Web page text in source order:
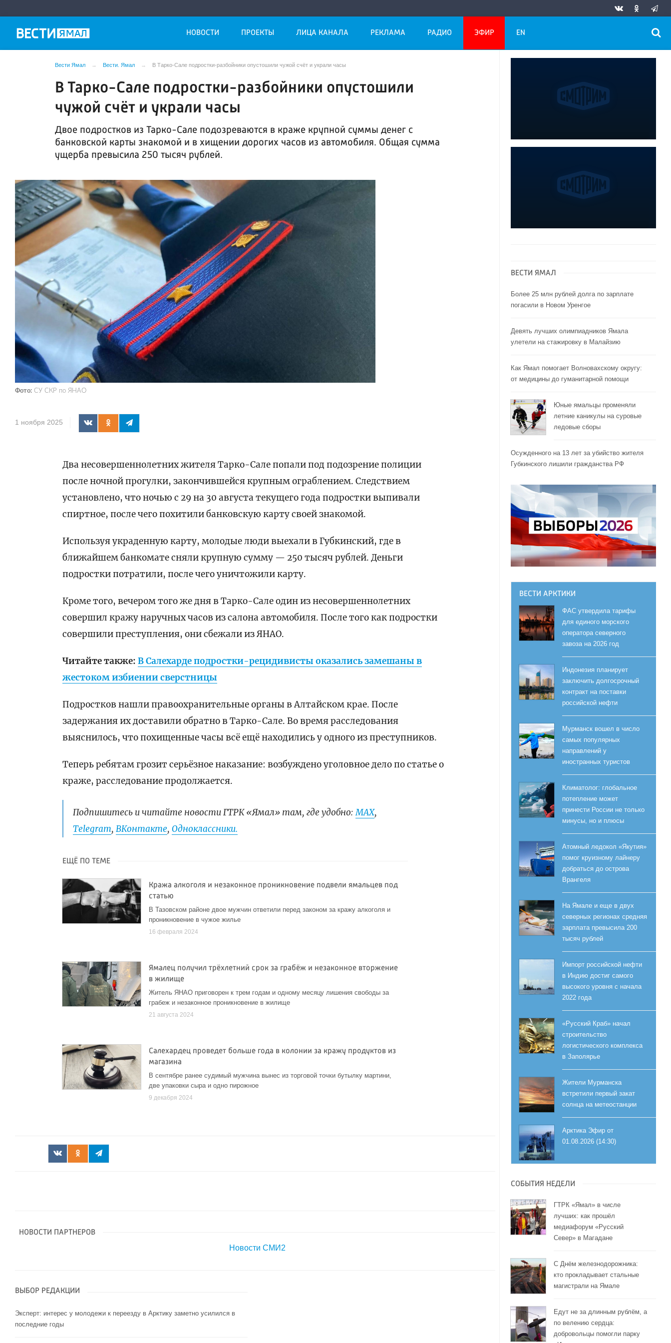
НОВОСТИ ПРОЕКТЫ ЛИЦА КАНАЛА РЕКЛАМА РАДИО ЭФИР EN
Вести Ямал Вести. Ямал В Тарко-Сале подростки-разбойники опустошили чужой счёт и украли часы
В Тарко-Сале подростки-разбойники опустошили
чужой счёт и украли часы
Двое подростков из Тарко-Сале подозреваются в краже крупной суммы денег с
банковской карты знакомой и в хищении дорогих часов из автомобиля. Общая сумма
ущерба превысила 250 тысяч рублей.
Фото: СУ СКР по ЯНАО
1 ноября 2025
Два несовершеннолетних жителя Тарко-Сале попали под подозрение полиции
после ночной прогулки, закончившейся крупным ограблением. Следствием
установлено, что ночью с 29 на 30 августа текущего года подростки выпивали
спиртное, после чего похитили банковскую карту своей знакомой.
Используя украденную карту, молодые люди выехали в Губкинский, где в
ближайшем банкомате сняли крупную сумму — 250 тысяч рублей. Деньги
подростки потратили, после чего уничтожили карту.
Кроме того, вечером того же дня в Тарко-Сале один из несовершеннолетних
совершил кражу наручных часов из салона автомобиля. После того как подростки
совершили преступления, они сбежали из ЯНАО.
Читайте также:В Салехарде подростки-рецидивисты оказались замешаны в
жестоком избиении сверстницы
Подростков нашли правоохранительные органы в Алтайском крае. После
задержания их доставили обратно в Тарко-Сале. Во время расследования
выяснилось, что похищенные часы всё ещё находились у одного из преступников.
Теперь ребятам грозит серьёзное наказание: возбуждено уголовное дело по статье о
краже, расследование продолжается.
Подпишитесь и читайте новости ГТРК «Ямал» там, где удобно:МАХ,
Telegram,ВКонтакте,Одноклассники.
ЕЩЁ ПО ТЕМЕ
Кража алкоголя и незаконное проникновение подвели ямальцев под
статью
В Тазовском районе двое мужчин ответили перед законом за кражу алкоголя и
проникновение в чужое жилье
16 февраля 2024
Ямалец получил трёхлетний срок за грабёж и незаконное вторжение
в жилище
Житель ЯНАО приговорен к трем годам и одному месяцу лишения свободы за
грабеж и незаконное проникновение в жилище
21 августа 2024
Салехардец проведет больше года в колонии за кражу продуктов из
магазина
В сентябре ранее судимый мужчина вынес из торговой точки бутылку мартини,
две упаковки сыра и одно пирожное
9 декабря 2024
НОВОСТИ ПАРТНЕРОВ
Новости СМИ2
ВЫБОР РЕДАКЦИИ
Эксперт: интерес у молодежи к переезду в Арктику заметно усилился в
последние годы
ВЕСТИ ЯМАЛ
Более 25 млн рублей долга по зарплате
погасили в Новом Уренгое
Девять лучших олимпиадников Ямала
улетели на стажировку в Малайзию
Как Ямал помогает Волновахскому округу:
от медицины до гуманитарной помощи
Юные ямальцы променяли
летние каникулы на суровые
ледовые сборы
Осужденного на 13 лет за убийство жителя
Губкинского лишили гражданства РФ
ВЕСТИ АРКТИКИ
ФАС утвердила тарифы
для единого морского
оператора северного
завоза на 2026 год
Индонезия планирует
заключить долгосрочный
контракт на поставки
российской нефти
Мурманск вошел в число
самых популярных
направлений у
иностранных туристов
Климатолог: глобальное
потепление может
принести России не только
минусы, но и плюсы
Атомный ледокол «Якутия»
помог круизному лайнеру
добраться до острова
Врангеля
На Ямале и еще в двух
северных регионах средняя
зарплата превысила 200
тысяч рублей
Импорт российской нефти
в Индию достиг самого
высокого уровня с начала
2022 года
«Русский Краб» начал
строительство
логистического комплекса
в Заполярье
Жители Мурманска
встретили первый закат
солнца на метеостанции
Арктика Эфир от
01.08.2026 (14:30)
СОБЫТИЯ НЕДЕЛИ
ГТРК «Ямал» в числе
лучших: как прошёл
медиафорум «Русский
Север» в Магадане
С Днём железнодорожника:
кто прокладывает стальные
магистрали на Ямале
Едут не за длинным рублём, а
по велению сердца:
добровольцы помогли парку